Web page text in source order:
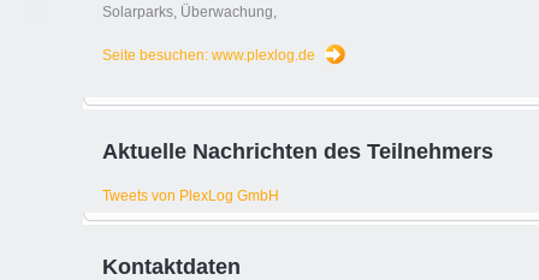
Solarparks, Überwachung,
Seite besuchen: www.plexlog.de
Aktuelle Nachrichten des Teilnehmers
Tweets von PlexLog GmbH
Kontaktdaten